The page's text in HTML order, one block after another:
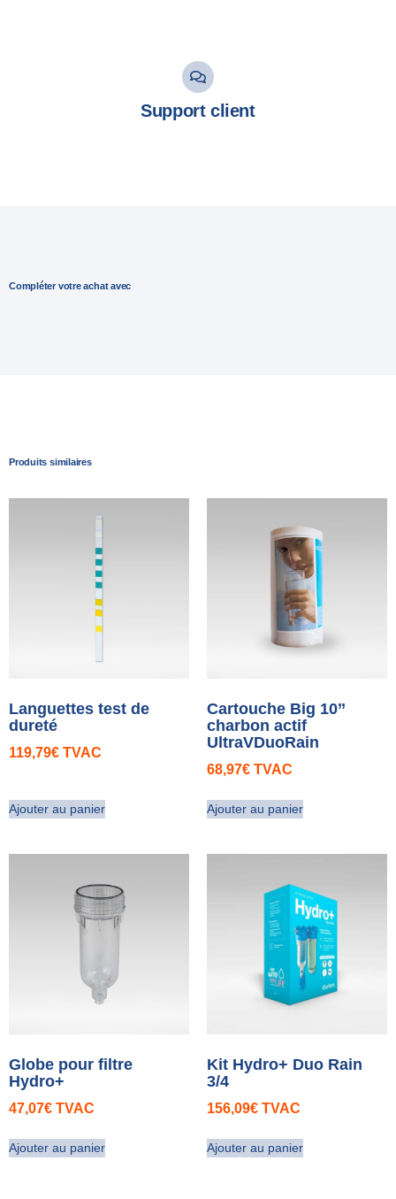
Support client
Compléter votre achat avec
Produits similaires
Languettes test de
dureté
119,79€ TVAC
Ajouter au panier
Cartouche Big 10’’
charbon actif
UltraVDuoRain
68,97€ TVAC
Ajouter au panier
Globe pour filtre
Hydro+
47,07€ TVAC
Ajouter au panier
Kit Hydro+ Duo Rain
3/4
156,09€ TVAC
Ajouter au panier